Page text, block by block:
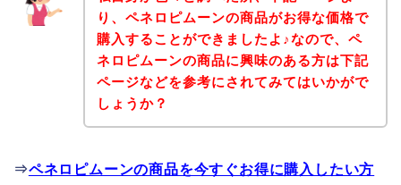
り、ペネロピムーンの商品がお得な価格で
購入することができましたよ♪なので、ペ
ネロピムーンの商品に興味のある方は下記
ページなどを参考にされてみてはいかがで
しょうか？
⇒ペネロピムーンの商品を今すぐお得に購入したい方